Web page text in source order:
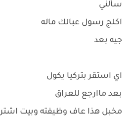
سألني
اكلج رسول عبالك ماله
جيه بعد
اي استقر بتركيا يكول
بعد ماارجع للعراق
مخبل هذا عاف وظيفته وبيت